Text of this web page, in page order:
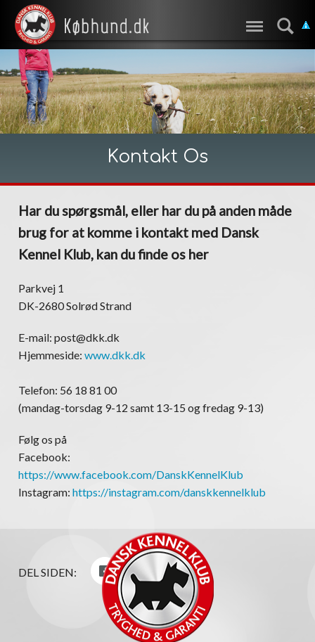
Kontakt Os
Har du spørgsmål, eller har du på anden måde
brug for at komme i kontakt med Dansk
Kennel Klub, kan du finde os her
Parkvej 1
DK-2680 Solrød Strand
E-mail: post@dkk.dk
Hjemmeside: www.dkk.dk
Telefon: 56 18 81 00
(mandag-torsdag 9-12 samt 13-15 og fredag 9-13)
Følg os på
Facebook:
https://www.facebook.com/DanskKennelKlub
Instagram: https://instagram.com/danskkennelklub
DEL SIDEN: